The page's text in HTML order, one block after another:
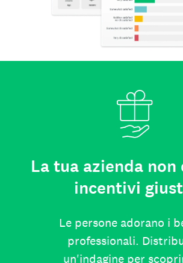
La tua azienda non
incentivi
Le persone adorano i
professionali.
un'indagine per